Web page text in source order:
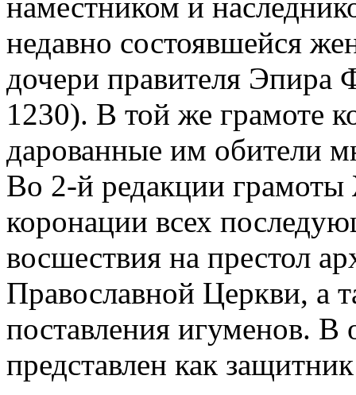
наместником и
недавно состоявшейся
дочери правителя
1230). В той же грамоте
дарованные им обители
Во 2-й редакции грамоты
коронации всех
восшествия на престол
Православной Церкви, а
поставления игуменов. В
представлен как